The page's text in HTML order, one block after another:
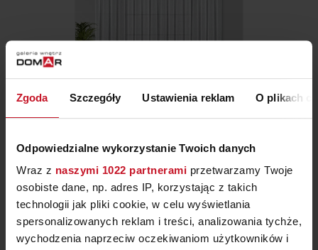
Zgoda Szczegóły Ustawienia reklam O plikach
Odpowiedzialne wykorzystanie Twoich danych
Wraz z naszymi 1022 partnerami przetwarzamy Twoje
osobiste dane, np. adres IP, korzystając z takich
technologii jak pliki cookie, w celu wyświetlania
spersonalizowanych reklam i treści, analizowania tychże,
wychodzenia naprzeciw oczekiwaniom użytkowników i
FIRANA KELLY
ZAPYTAJ O CENĘ W SALONIE